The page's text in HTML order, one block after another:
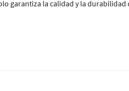
garantiza la calidad y la
utilizadas para tuberías